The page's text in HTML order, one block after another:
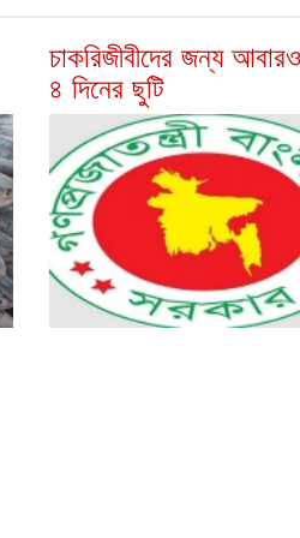
চাকরিজীবীদের জন্য
৪ দিনের ছুটি